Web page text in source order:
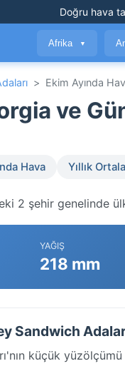
Doğru hava
Afrika ▼
> Ekim Ayında
ve
Hava Yıllık
2 şehir genelinde
YAĞIŞ
218 mm
Sandwich
küçük